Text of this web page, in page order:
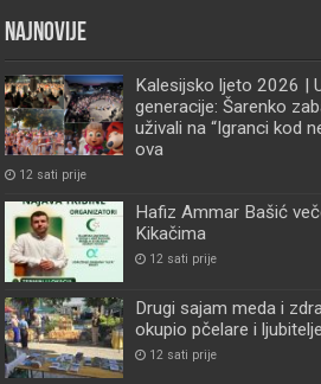
Najnovije
Kalesijsko ljeto 2026 |
generacije: Šarenko
uživali na “Igranci kod
ova
12 sati prije
Hafiz Ammar Bašić
Kikačima
12 sati prije
Drugi sajam meda i
okupio pčelare i
12 sati prije